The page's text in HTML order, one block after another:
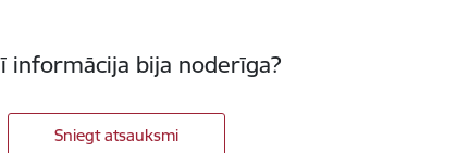
informācija bija noderīga?
Sniegt atsauksmi